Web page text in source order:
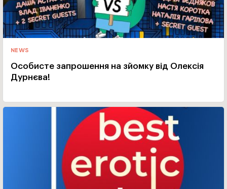
NEWS
Особисте запрошення на зйомку від Олексія
Дурнєва!